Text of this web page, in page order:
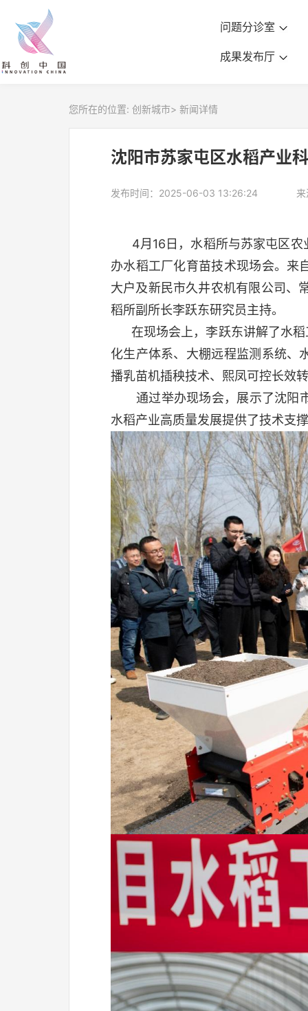
问题分诊室
成果发布厅
您所在的位置: 创新城市> 新闻详情
沈阳市苏家屯区水稻产业
发布时间：2025-06-03 13:26:24
4月16日，水稻所与苏家屯区农
办水稻工厂化育苗技术现场会。来
大户及新民市久井农机有限公司、
稻所副所长李跃东研究员主持。
在现场会上，李跃东讲解了水稻
化生产体系、大棚远程监测系统、
播乳苗机插秧技术、熙凤可控长效
通过举办现场会，展示了沈阳市
水稻产业高质量发展提供了技术支